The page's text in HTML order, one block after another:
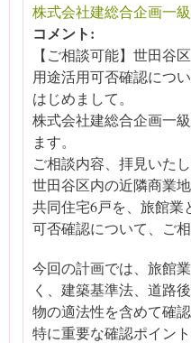
株式会社建総合企画一
コメント:
【ご相談可能】世田谷
用途活用可否確認につ
はじめまして。
株式会社建総合企画一
ます。
ご相談内容、拝見いたし
世田谷区内の近隣商業
共同住宅6戸を、旅館業
可否確認について、ご相
今回の計画では、旅館
く、建築基準法、道路
物の適法性を含めて確
特に重要な確認ポイン